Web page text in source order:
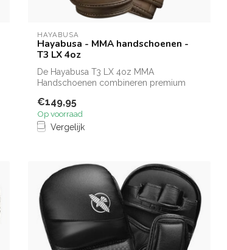
HAYABUSA
Hayabusa - MMA handschoenen -
T3 LX 4oz
De Hayabusa T3 LX 4oz MMA
Handschoenen combineren premium
€149,95
Op voorraad
Vergelijk